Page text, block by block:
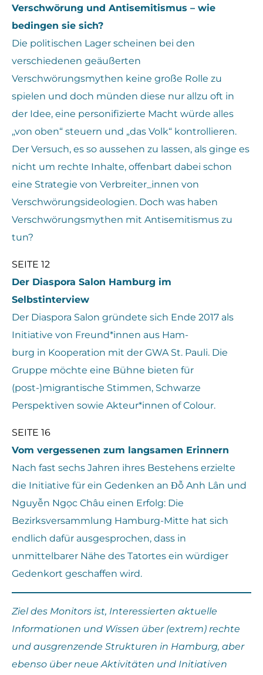
Verschwörung und Antisemitismus – wie
bedingen sie sich?
Die politischen Lager scheinen bei den
verschiedenen geäußerten
Verschwörungsmythen keine große Rolle zu
spielen und doch münden diese nur allzu oft in
der Idee, eine personifizierte Macht würde alles
„von oben“ steuern und „das Volk“ kontrollieren.
Der Versuch, es so aussehen zu lassen, als ginge es
nicht um rechte Inhalte, offenbart dabei schon
eine Strategie von Verbreiter_innen von
Verschwörungsideologien. Doch was haben
Verschwörungsmythen mit Antisemitismus zu
tun?
SEITE 12
Der Diaspora Salon Hamburg im
Selbstinterview
Der Diaspora Salon gründete sich Ende 2017 als
Initiative von Freund*innen aus Ham-
burg in Kooperation mit der GWA St. Pauli. Die
Gruppe möchte eine Bühne bieten für
(post-)migrantische Stimmen, Schwarze
Perspektiven sowie Akteur*innen of Colour.
SEITE 16
Vom vergessenen zum langsamen Erinnern
Nach fast sechs Jahren ihres Bestehens erzielte
die Initiative für ein Gedenken an Đỗ Anh Lân und
Nguyễn Ngọc Châu einen Erfolg: Die
Bezirksversammlung Hamburg-Mitte hat sich
endlich dafür ausgesprochen, dass in
unmittelbarer Nähe des Tatortes ein würdiger
Gedenkort geschaffen wird.
Ziel des Monitors ist, Interessierten aktuelle
Informationen und Wissen über (extrem) rechte
und ausgrenzende Strukturen in Hamburg, aber
ebenso über neue Aktivitäten und Initiativen